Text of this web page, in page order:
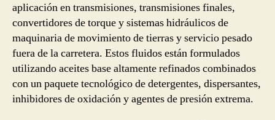
aplicación en transmisiones, transmisiones finales,
convertidores de torque y sistemas hidráulicos de
maquinaria de movimiento de tierras y servicio pesado
fuera de la carretera. Estos fluidos están formulados
utilizando aceites base altamente refinados combinados
con un paquete tecnológico de detergentes, dispersantes,
inhibidores de oxidación y agentes de presión extrema.